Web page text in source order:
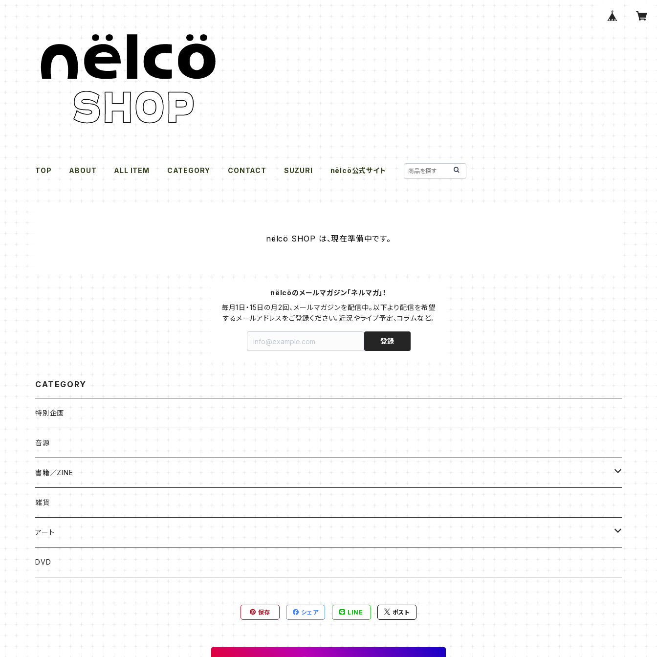
TOP ABOUT ALL ITEM CATEGORY CONTACT SUZURI nëlcö公式サイト
nëlcö SHOP は、現在準備中です。
nëlcöのメールマガジン「ネルマガ」！
毎月1日・15日の月2回、メールマガジンを配信中。以下より配信を希望
するメールアドレスをご登録ください。近況やライブ予定、コラムなど。
登録
CATEGORY
特別企画
音源
書籍／ZINE
絵本
ソングブック
漫画
雑貨
アート
版画
DVD
保存 シェア LINE ポスト